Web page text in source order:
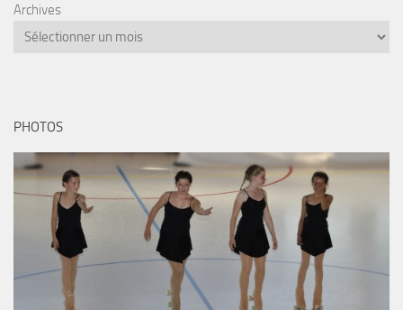
Archives
PHOTOS